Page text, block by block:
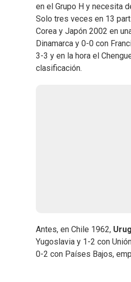
en el Grupo H y necesita
Solo tres veces en 13
Corea y Japón 2002 en
Dinamarca y 0-0 con
3-3 y en la hora el
clasificación.
Antes, en Chile 1962,
Yugoslavia y 1-2 con
0-2 con Países Bajos,